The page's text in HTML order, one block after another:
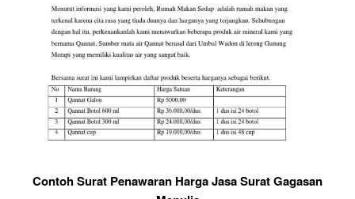
Contoh Surat Penawaran Harga Jasa Surat Gagasan